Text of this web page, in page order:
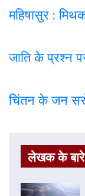
महिषासुर :
जाति के प्रश्न
चिंतन के जन
लेखक के